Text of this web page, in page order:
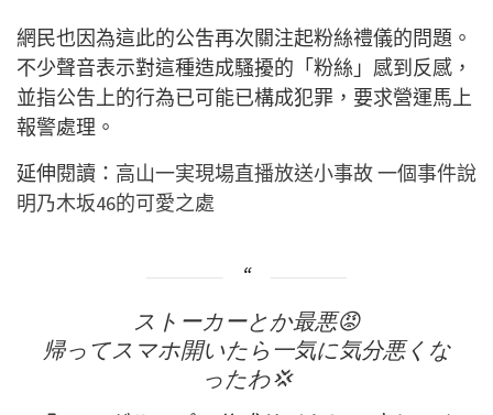
網民也因為這此的公吿再次關注起粉絲禮儀的問題。
不少聲音表示對這種造成騷擾的「粉絲」感到反感，
並指公吿上的行為已可能已構成犯罪，要求營運馬上
報警處理。
延伸閱讀： 高山一実現場直播放送小事故 一個事件說
明乃木坂46的可愛之處
ストーカーとか最悪😡
帰ってスマホ開いたら一気に気分悪くな
ったわ💢